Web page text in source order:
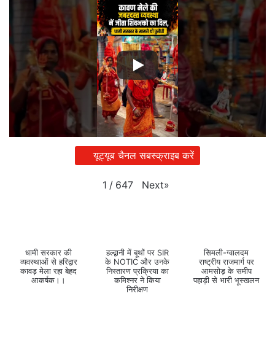
यूट्यूब चैनल सबस्क्राइब करें
1 / 647 Next»
धामी सरकार की
व्यवस्थाओं से हरिद्वार
कावड़ मेला रहा बेहद
आकर्षक।।
हल्द्वानी में बूथों पर SIR
के NOTIC और उनके
निस्तारण प्रक्रिया का
कमिश्नर ने किया
निरीक्षण
सिमली-ग्वालदम
राष्ट्रीय राजमार्ग पर
आमसोड़ के समीप
पहाड़ी से भारी भूस्खलन